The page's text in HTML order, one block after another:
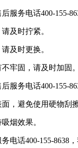
服务电话400-155-
及时拧紧。
及时更换。
牢固，请及时加固。
服务电话400-155-
，避免使用硬物刮擦
烟效果。
电话400-155-8638